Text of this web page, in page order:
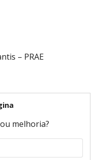
– PRAE
melhoria?